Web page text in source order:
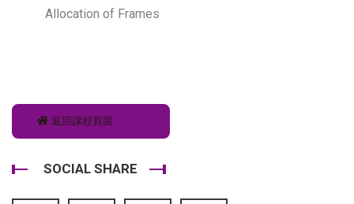
Allocation of Frames
返回課程頁面
SOCIAL SHARE